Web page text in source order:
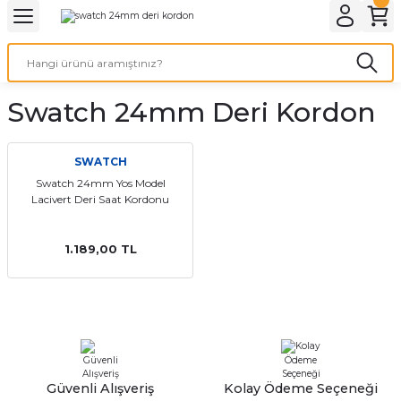
Geri Dön
& ELEKTİRİK AYDINLATMA & ELEKTRİK
AYDINLATMA
Geri Dön
ve Cihaz Pilleri
ÇEŞİTLERİ
ÇEŞİTLERİ
Geri Dön
Geri Dön
Kordon Çeşitleri
kordonları
Kordonu
saat kordonu
Swatch 24mm Deri Kordon
SWATCH
Swatch 24mm Yos Model
Lacivert Deri Saat Kordonu
1.189,00 TL
Güvenli Alışveriş Kolay Ödeme Seçeneği